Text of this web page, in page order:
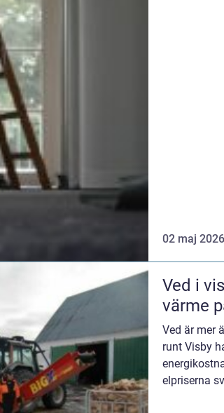
02 maj 2026
Ved i visby kunskap, kvalitet
värme
Ved är mer
runt Visby
elpriserna